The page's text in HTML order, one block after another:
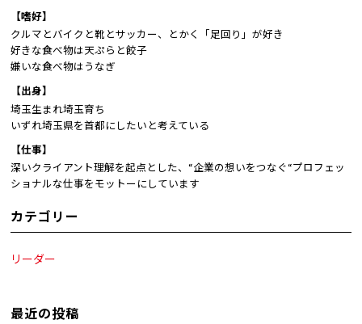
【嗜好】
クルマとバイクと靴とサッカー、とかく「足回り」が好き
好きな食べ物は天ぷらと餃子
嫌いな食べ物はうなぎ
【出身】
埼玉生まれ埼玉育ち
いずれ埼玉県を首都にしたいと考えている
【仕事】
深いクライアント理解を起点とした、“企業の想いをつなぐ“プロフェッ
ショナルな仕事をモットーにしています
カテゴリー
リーダー
最近の投稿